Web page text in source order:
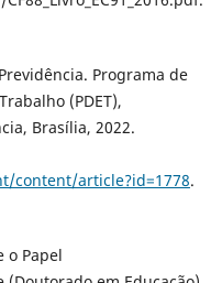
Programa de
(PDET),
Brasília, 2022.
content/article?id=1778.
o Papel